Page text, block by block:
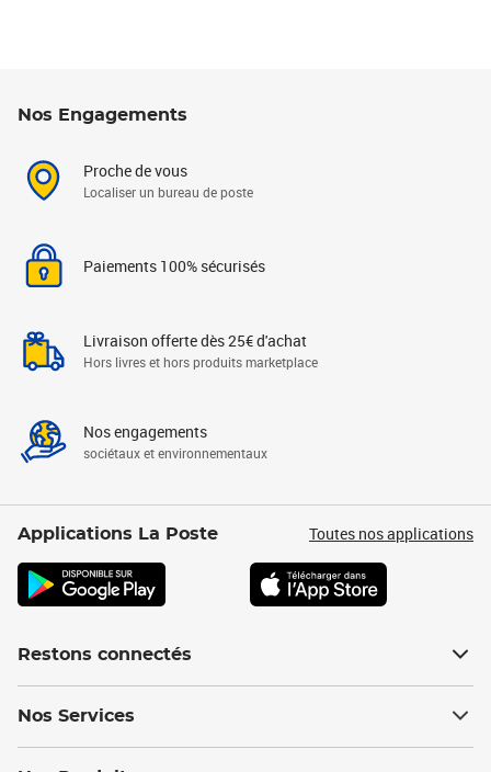
Nos Engagements
Proche de vous
Localiser un bureau de poste
Paiements 100% sécurisés
Livraison offerte dès 25€ d'achat
Hors livres et hors produits marketplace
Nos engagements
sociétaux et environnementaux
Applications La Poste Toutes nos applications
Restons connectés
Nos Services